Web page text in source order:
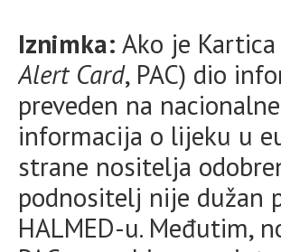
Iznimka: Ako je
Alert Card, PAC) dio
preveden na
informacija o lijeku u
strane nositelja
podnositelj nije dužan
HALMED-u. Međutim,